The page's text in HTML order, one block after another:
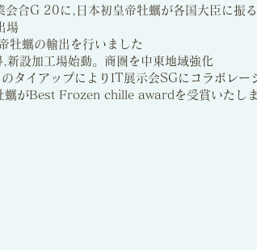
G 20に,日本初皇帝牡蠣が各国大臣に振る
場
蠣の輸出を行いました
設加工場始動。商圏を中東地域強化
イアップによりIT展示会SGにコラボレー
Best Frozen chille awardを受賞いたし